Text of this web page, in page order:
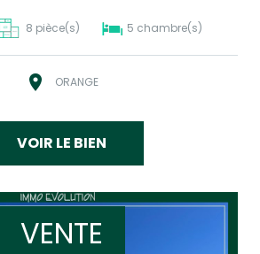
8 pièce(s) 5 chambre(s)
ORANGE
VOIR LE BIEN
VENTE